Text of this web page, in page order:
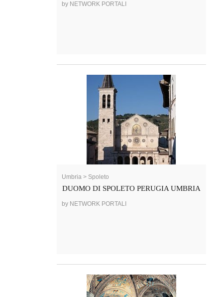
by NETWORK PORTALI
Umbria > Spoleto
DUOMO DI SPOLETO PERUGIA UMBRIA
by NETWORK PORTALI